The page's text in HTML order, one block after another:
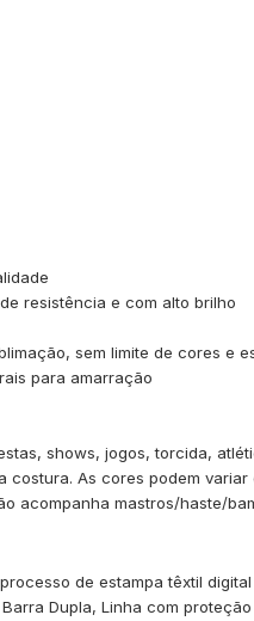
resistência e com alto brilho
sem limite de cores e
para amarração
shows, jogos, torcida,
costura. As cores podem
acompanha mastros/haste/
de estampa têxtil
Dupla, Linha com